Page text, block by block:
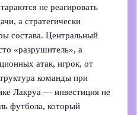
не реагировать
а стратегически
состава. Центральный
«разрушитель», а
атак, игрок, от
команды при
Лакруа — инвестиция не
футбола, который